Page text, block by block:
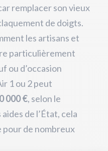
remplacer son vieux
de doigts.
les artisans et
particulièrement
ou d’occasion
1 ou 2 peut
000 €, selon le
de l’État, cela
pour de nombreux